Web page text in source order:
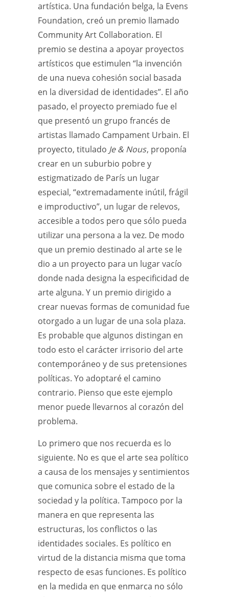
artística. Una fundación belga, la Evens
Foundation, creó un premio llamado
Community Art Collaboration. El
premio se destina a apoyar proyectos
artísticos que estimulen “la invención
de una nueva cohesión social basada
en la diversidad de identidades”. El año
pasado, el proyecto premiado fue el
que presentó un grupo francés de
artistas llamado Campament Urbain. El
proyecto, titulado Je & Nous, proponía
crear en un suburbio pobre y
estigmatizado de París un lugar
especial, “extremadamente inútil, frágil
e improductivo”, un lugar de relevos,
accesible a todos pero que sólo pueda
utilizar una persona a la vez. De modo
que un premio destinado al arte se le
dio a un proyecto para un lugar vacío
donde nada designa la especificidad de
arte alguna. Y un premio dirigido a
crear nuevas formas de comunidad fue
otorgado a un lugar de una sola plaza.
Es probable que algunos distingan en
todo esto el carácter irrisorio del arte
contemporáneo y de sus pretensiones
políticas. Yo adoptaré el camino
contrario. Pienso que este ejemplo
menor puede llevarnos al corazón del
problema.
Lo primero que nos recuerda es lo
siguiente. No es que el arte sea político
a causa de los mensajes y sentimientos
que comunica sobre el estado de la
sociedad y la política. Tampoco por la
manera en que representa las
estructuras, los conflictos o las
identidades sociales. Es político en
virtud de la distancia misma que toma
respecto de esas funciones. Es político
en la medida en que enmarca no sólo